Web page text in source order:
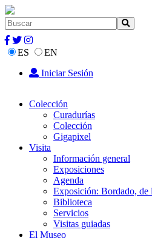
ES
EN
Iniciar Sesión
Colección
Curadurías
Colección
Gigapixel
Visita
Información general
Exposiciones
Agenda
Exposición: Bordado, de
Biblioteca
Servicios
Visitas guiadas
El Museo